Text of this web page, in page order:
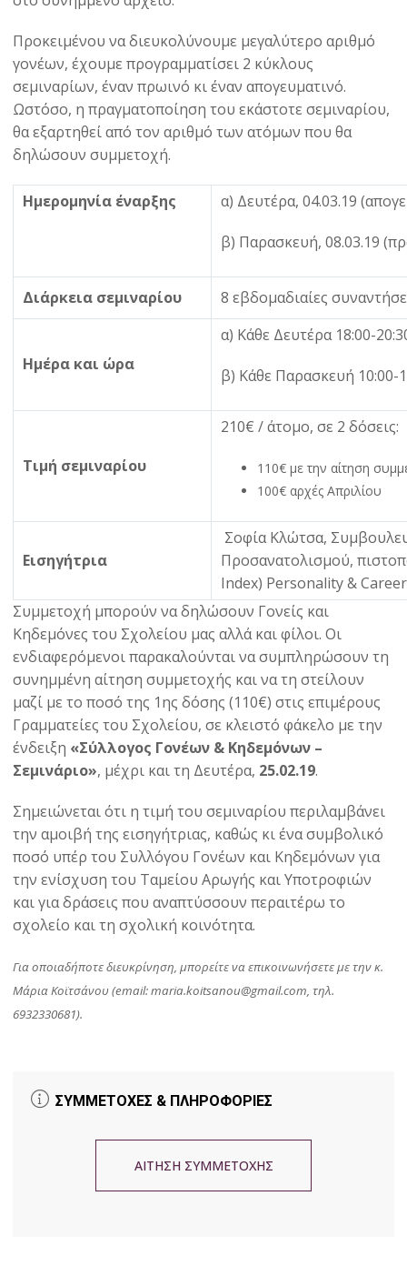
Προκειμένου να διευκολύνουμε μεγαλύτερο αριθμό
γονέων, έχουμε προγραμματίσει 2 κύκλους
σεμιναρίων, έναν πρωινό κι έναν απογευματινό.
Ωστόσο, η πραγματοποίηση του εκάστοτε σεμιναρίου,
θα εξαρτηθεί από τον αριθμό των ατόμων που θα
δηλώσουν συμμετοχή.
Ημερομηνία έναρξης α) Δευτέρα, 04.03.19
β) Παρασκευή, 08.03.19
Διάρκεια σεμιναρίου 8 εβδομαδιαίες
Ημέρα και ώρα
α) Κάθε Δευτέρα 18:00-
β) Κάθε Παρασκευή 10:00-
Τιμή σεμιναρίου
210€ / άτομο, σε 2 δόσεις:
110€ με την αίτηση
100€ αρχές Απριλίου
Εισηγήτρια
Σοφία Κλώτσα,
Προσανατολισμού,
Index) Personality &
Συμμετοχή μπορούν να δηλώσουν Γονείς και
Κηδεμόνες του Σχολείου μας αλλά και φίλοι. Οι
ενδιαφερόμενοι παρακαλούνται να συμπληρώσουν τη
συνημμένη αίτηση συμμετοχής και να τη στείλουν
μαζί με το ποσό της 1ης δόσης (110€) στις επιμέρους
Γραμματείες του Σχολείου, σε κλειστό φάκελο με την
ένδειξη «Σύλλογος Γονέων & Κηδεμόνων –
Σεμινάριο», μέχρι και τη Δευτέρα, 25.02.19.
Σημειώνεται ότι η τιμή του σεμιναρίου περιλαμβάνει
την αμοιβή της εισηγήτριας, καθώς κι ένα συμβολικό
ποσό υπέρ του Συλλόγου Γονέων και Κηδεμόνων για
την ενίσχυση του Ταμείου Αρωγής και Υποτροφιών
και για δράσεις που αναπτύσσουν περαιτέρω το
σχολείο και τη σχολική κοινότητα.
Για οποιαδήποτε διευκρίνηση, μπορείτε να επικοινωνήσετε με την κ.
Μάρια Κοϊτσάνου (email: maria.koitsanou@gmail.com, τηλ.
6932330681).
ΣΥΜΜΕΤΟΧΕΣ & ΠΛΗΡΟΦΟΡΙΕΣ
ΑΙΤΗΣΗ ΣΥΜΜΕΤΟΧΗΣ